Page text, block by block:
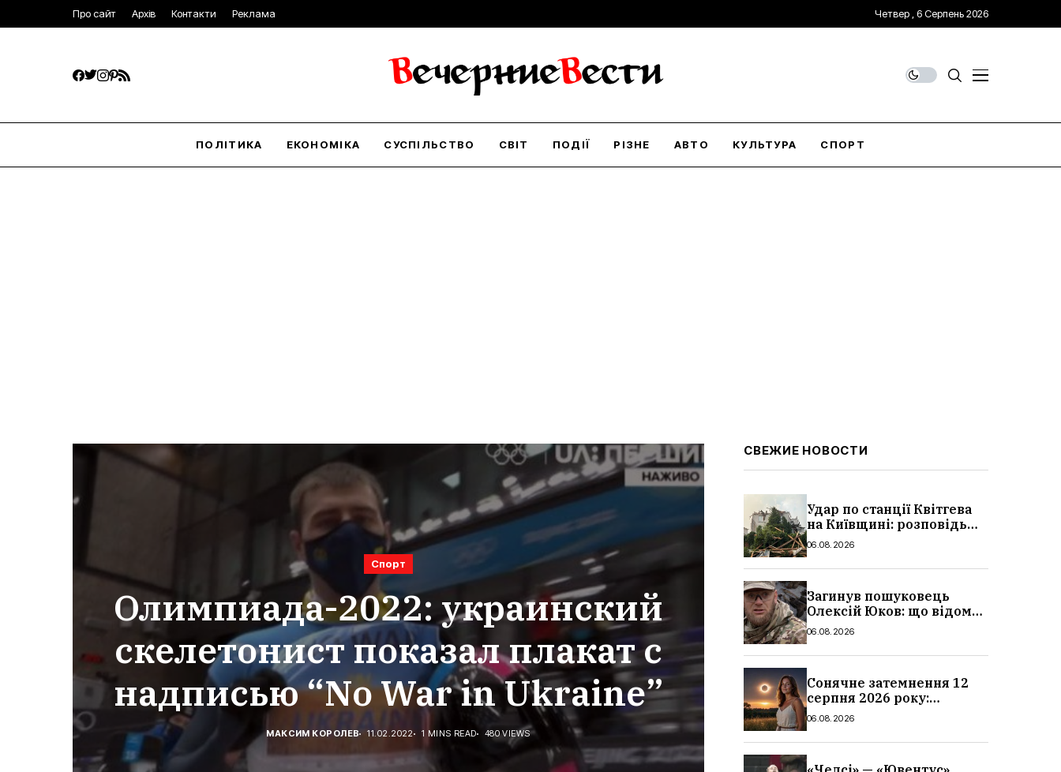
Про сайт Архів Контакти Реклама Четвер , 6 Серпень 2026
ПОЛІТИКА ЕКОНОМІКА СУСПІЛЬСТВО СВІТ ПОДІЇ РІЗНЕ АВТО КУЛЬТУРА СПОРТ
Спорт
Олимпиада-2022: украинский
скелетонист показал плакат с
надписью “No War in Ukraine”
МАКСИМ КОРОЛЕВ 11.02.2022 1 MINS READ 480 VIEWS
СВЕЖИЕ НОВОСТИ
Удар по станції Квітгева
на Київщині: розповідь
очевидців, як вісім людей
сталося
06.08.2026
Загинув пошуковець
Олексій Юков: що відомо
про його роботу, хто він
06.08.2026
Сонячне затемнення 12
серпня 2026 року:
гороскоп, кому із знаків
06.08.2026